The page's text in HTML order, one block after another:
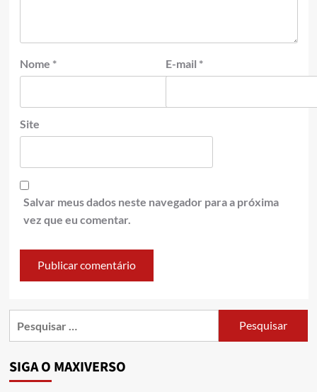
Nome * E-mail *
Site
Salvar meus dados neste navegador para a próxima
vez que eu comentar.
SIGA O MAXIVERSO